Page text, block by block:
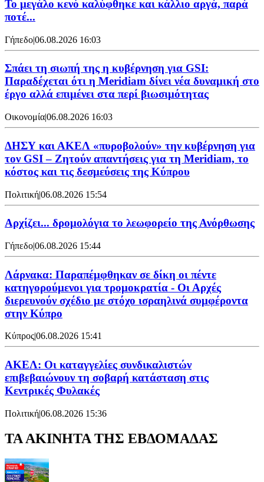
Το μεγάλο κενό καλύφθηκε και κάλλιο αργά, παρά
ποτέ...
Γήπεδο|06.08.2026 16:03
Σπάει τη σιωπή της η κυβέρνηση για GSI:
Παραδέχεται ότι η Meridiam δίνει νέα δυναμική στο
έργο αλλά επιμένει στα περί βιωσιμότητας
Οικονομία|06.08.2026 16:03
ΔΗΣΥ και ΑΚΕΛ «πυροβολούν» την κυβέρνηση για
τον GSI – Ζητούν απαντήσεις για τη Meridiam, το
κόστος και τις δεσμεύσεις της Κύπρου
Πολιτική|06.08.2026 15:54
Αρχίζει... δρομολόγια το λεωφορείο της Ανόρθωσης
Γήπεδο|06.08.2026 15:44
Λάρνακα: Παραπέμφθηκαν σε δίκη οι πέντε
κατηγορούμενοι για τρομοκρατία - Οι Αρχές
διερευνούν σχέδιο με στόχο ισραηλινά συμφέροντα
στην Κύπρο
Κύπρος06.08.2026 15:41
ΑΚΕΛ: Οι καταγγελίες συνδικαλιστών
επιβεβαιώνουν τη σοβαρή κατάσταση στις
Κεντρικές Φυλακές
Πολιτική|06.08.2026 15:36
ΤΑ ΑΚΙΝΗΤΑ ΤΗΣ ΕΒΔΟΜΑΔΑΣ